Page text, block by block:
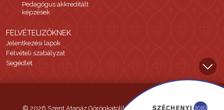
Pedagógus akkreditált
képzések
FELVÉTELIZŐKNEK
Jelentkezési lapok
Felvételi szabályzat
Segédlet
© 2026 Szent Atanáz Görögkatolikus Hittudományi Főiskola